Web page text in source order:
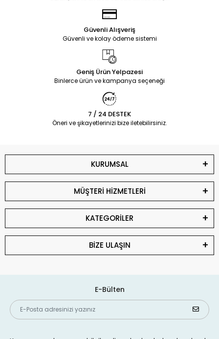
Güvenli Alışveriş
Güvenli ve kolay ödeme sistemi
Geniş Ürün Yelpazesi
Binlerce ürün ve kampanya seçeneği
7 / 24 DESTEK
Öneri ve şikayetlerinizi bize iletebilirsiniz.
KURUMSAL
MÜŞTERİ HİZMETLERİ
KATEGORİLER
BİZE ULAŞIN
E-Bülten